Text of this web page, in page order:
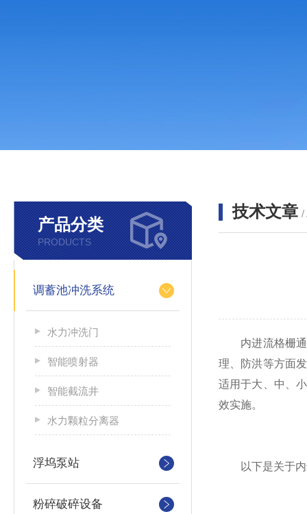
产品分类
PRODUCTS
调蓄池冲洗系统
水力冲洗门
智能喷射器
智能截流井
水力颗粒分离器
浮坞泵站
粉碎破碎设备
技术文章 /
内进流格栅通
理、防洪等方面
适用于大、中、
效实施。
以下是关于内